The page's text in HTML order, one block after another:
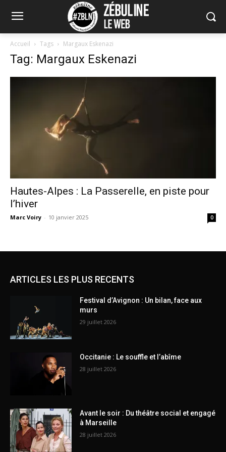
Accueil Tags Margaux Eskenazi
Tag: Margaux Eskenazi
Hautes-Alpes : La Passerelle, en piste pour
l’hiver
Marc Voiry - 10 janvier 2025 0
ARTICLES LES PLUS RECENTS
Festival d’Avignon : Un bilan, face aux
murs
29 juillet 2026
Occitanie : Le souffle et l’abîme
28 juillet 2026
Avant le soir : Du théâtre social et engagé
à Marseille
28 juillet 2026